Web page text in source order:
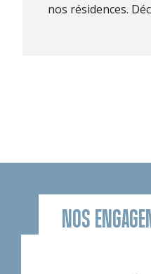
nos résidences.
NOS